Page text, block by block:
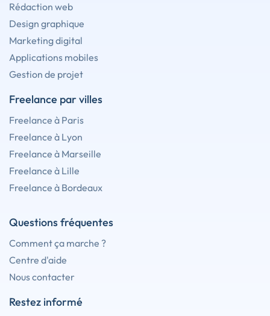
Rédaction web
Design graphique
Marketing digital
Applications mobiles
Gestion de projet
Freelance par villes
Freelance à Paris
Freelance à Lyon
Freelance à Marseille
Freelance à Lille
Freelance à Bordeaux
Questions fréquentes
Comment ça marche ?
Centre d'aide
Nous contacter
Restez informé